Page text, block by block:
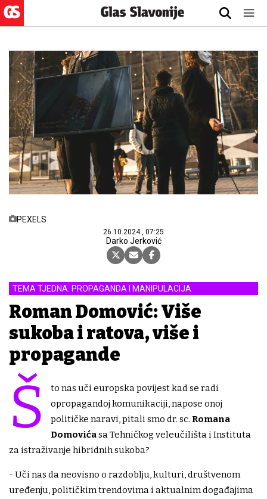
PEXELS
26.10.2024., 07:25
Darko Jerković
TEMA TJEDNA: PROPAGANDA I MANIPULACIJA
Roman Domović: Više
sukoba i ratova, više i
propagande
Š
to nas uči europska povijest kad se radi
opropagandoj komunikaciji, napose onoj
političke naravi, pitali smo dr. sc. Romana
Domovićasa Tehničkog veleučilišta i Instituta
za istraživanje hibridnih sukoba?
- Uči nas da neovisno o razdoblju, kulturi, društvenom
uređenju, političkim trendovima i aktualnim događajima